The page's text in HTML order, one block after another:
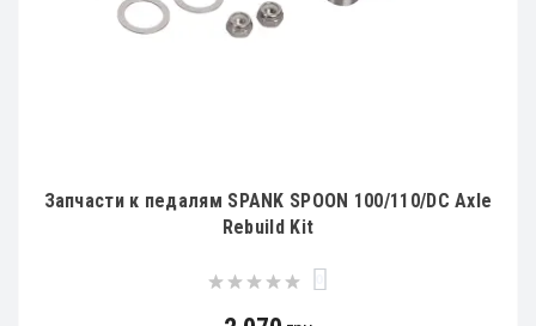
Запчасти к педалям SPANK SPOON 100/110/DC Axle
Rebuild Kit